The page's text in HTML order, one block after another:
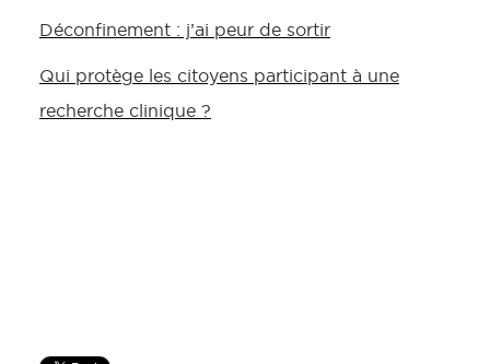
Déconfinement : j’ai peur de sortir
Qui protège les citoyens participant à une
recherche clinique ?